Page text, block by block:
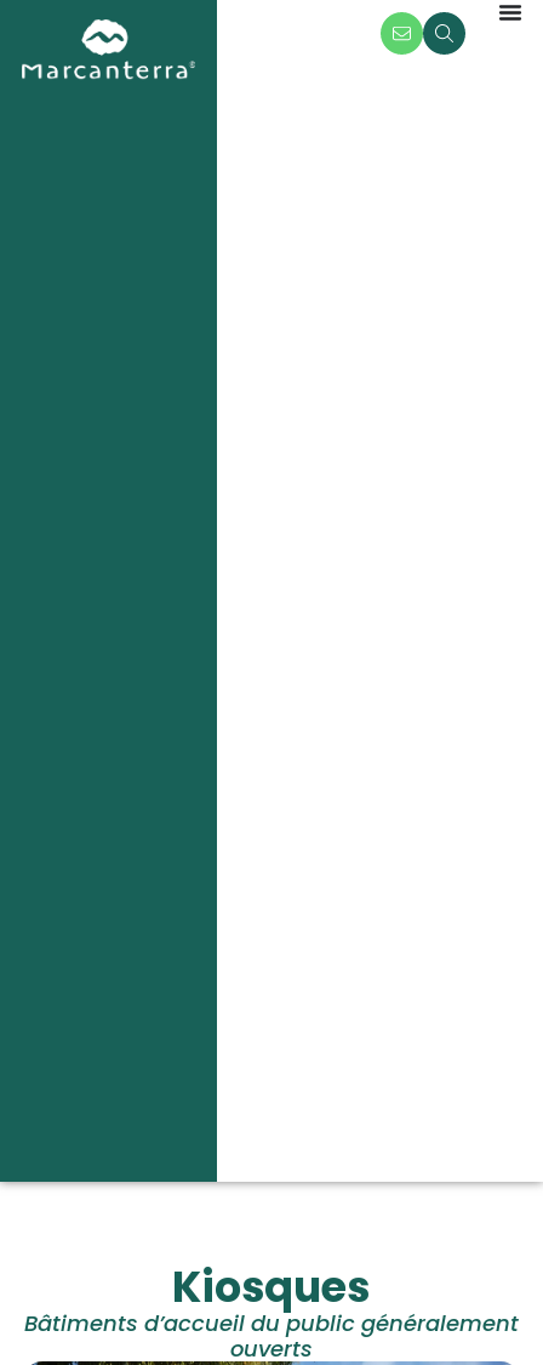
Kiosques
Bâtiments d’accueil du public généralement
ouverts